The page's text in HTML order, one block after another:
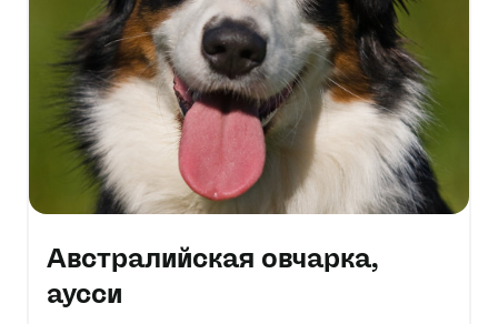
Австралийская овчарка,
аусси